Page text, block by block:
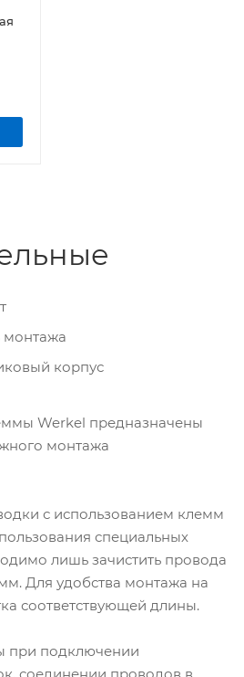
монтажа
корпус
Werkel предназначены
монтажа
с использованием клемм
специальных
лишь зачистить провода
мм. Для удобства монтажа на
соответствующей длины.
при подключении